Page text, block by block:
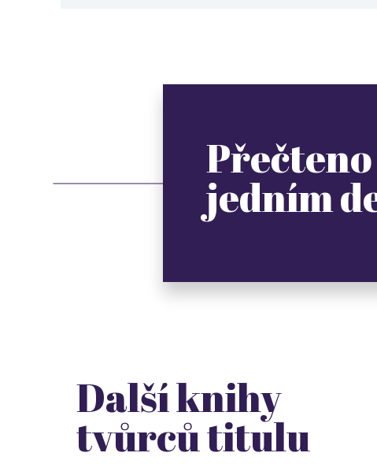
Přečteno
jedním
Další knihy
tvůrců titulu